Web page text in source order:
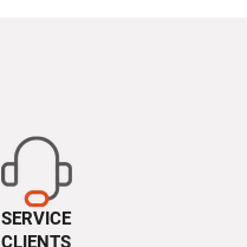
SERVICE
CLIENTS